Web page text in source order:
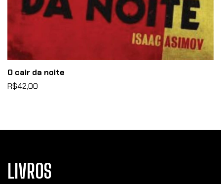
O cair da noite
R$42,00
LIVROS